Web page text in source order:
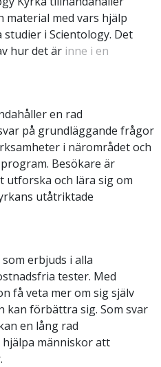
med vars hjälp
i Scientology. Det
hur det är inne i en
en rad
på grundläggande frågor
i närområdet och
Besökare är
utforska och lära sig om
utåtriktade
erbjuds i alla
tester. Med
få veta mer om sig själv
kan förbättra sig. Som svar
en lång rad
människor att